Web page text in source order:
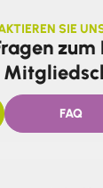
SIE
zum
FAQ